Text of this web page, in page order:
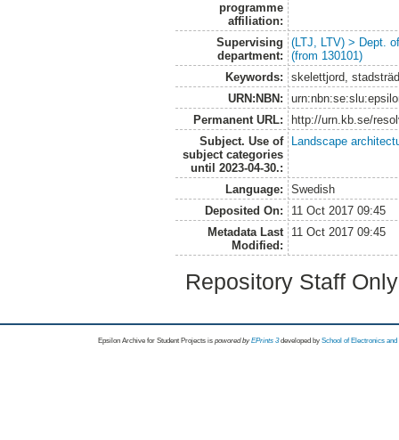
programme
affiliation:
Supervising
department:
(LTJ, LTV) > Dept.
(from 130101)
Keywords:
skelettjord,
URN:NBN:
Permanent URL:
http://urn.kb.se/
Subject. Use of
subject categories
until 2023-04-30.:
Landscape
Language:
Swedish
Deposited On:
11 Oct 2017 09:45
Metadata Last
Modified:
11 Oct 2017 09:45
Repository Staff
Epsilon Archive for Student Projects is powored byEPrints 3 developed by School of Electronics